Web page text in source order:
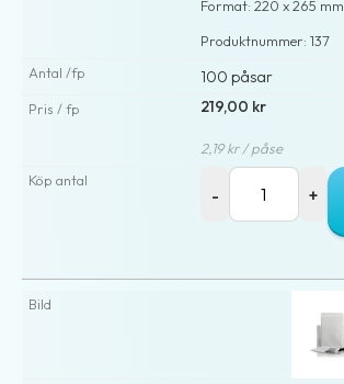
Format: 220 x 265 mm
Produktnummer: 137
100 påsar
219,00 kr
2,19 kr / påse